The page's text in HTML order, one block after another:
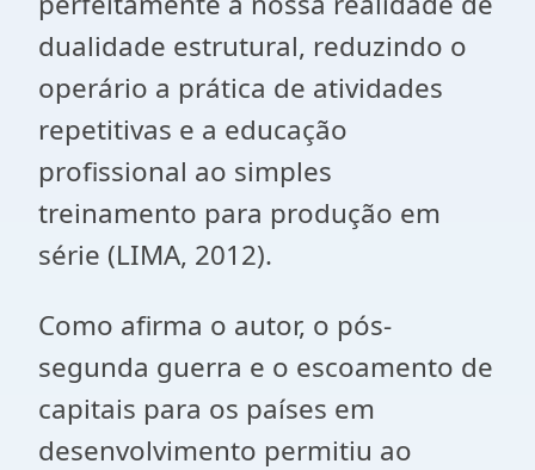
dualidade estrutural, reduzindo o
operário a prática de atividades
repetitivas e a educação
profissional ao simples
treinamento para produção em
série (LIMA, 2012).
Como afirma o autor, o pós-
segunda guerra e o escoamento de
capitais para os países em
desenvolvimento permitiu ao